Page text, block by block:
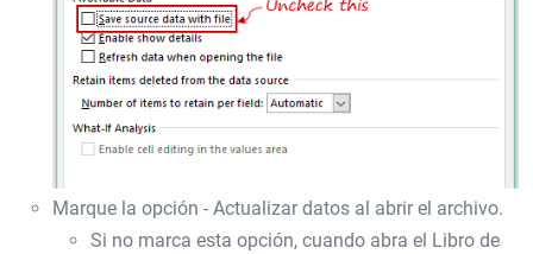
Marque la opción - Actualizar datos al abrir el archivo.
Si no marca esta opción, cuando abra el Libro de